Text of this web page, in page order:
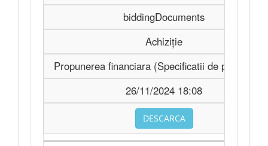
biddingDocuments
Achiziție
Propunerea financiara (Specificatii de
26/11/2024 18:08
DESCARCA